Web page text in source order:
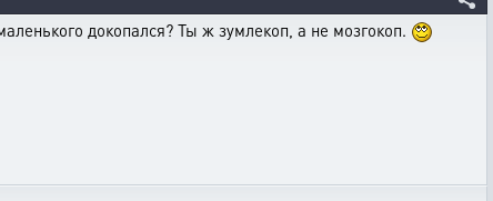
докопался? Ты ж зумлекоп, а не мозгокоп.